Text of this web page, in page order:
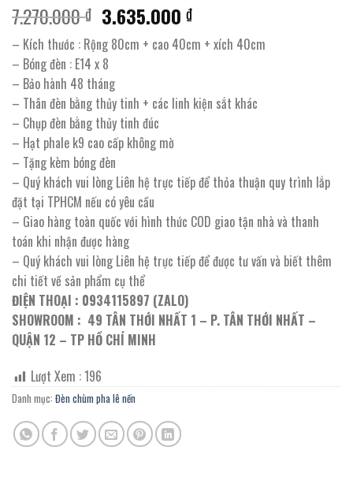
7.270.000₫ Giá
gốc
là:
7.270.000 ₫.
3.635.000₫Giá
hiện
tại
3.635.000 ₫.
– Kích thước : Rộng 80cm + cao 40cm + xích 40cm
– Bóng đèn : E14 x 8
– Bảo hành 48 tháng
– Thân đèn bằng thủy tinh + các linh kiện sắt khác
– Chụp đèn bằng thủy tinh đúc
– Hạt phale k9 cao cấp không mờ
– Tặng kèm bóng đèn
– Quý khách vui lòng Liên hệ trực tiếp để thỏa thuận quy trình lắp
đặt tại TPHCM nếu có yêu cầu
– Giao hàng toàn quốc với hình thức COD giao tận nhà và thanh
toán khi nhận được hàng
– Quý khách vui lòng Liên hệ trực tiếp để được tư vấn và biết thêm
chi tiết về sản phẩm cụ thể
ĐIỆN THOẠI : 0934115897 (ZALO)
SHOWROOM : 49 TÂN THỚI NHẤT 1 – P. TÂN THỚI NHẤT –
QUẬN 12 – TP HỒ CHÍ MINH
Lượt Xem :196
Danh mục: Đèn chùm pha lê nến